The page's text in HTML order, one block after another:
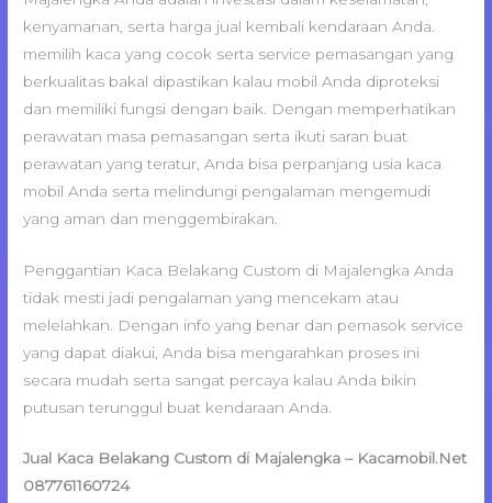
kenyamanan, serta harga jual kembali kendaraan Anda.
memilih kaca yang cocok serta service pemasangan yang
berkualitas bakal dipastikan kalau mobil Anda diproteksi
dan memiliki fungsi dengan baik. Dengan memperhatikan
perawatan masa pemasangan serta ikuti saran buat
perawatan yang teratur, Anda bisa perpanjang usia kaca
mobil Anda serta melindungi pengalaman mengemudi
yang aman dan menggembirakan.
Penggantian Kaca Belakang Custom di Majalengka Anda
tidak mesti jadi pengalaman yang mencekam atau
melelahkan. Dengan info yang benar dan pemasok service
yang dapat diakui, Anda bisa mengarahkan proses ini
secara mudah serta sangat percaya kalau Anda bikin
putusan terunggul buat kendaraan Anda.
Jual Kaca Belakang Custom di Majalengka – Kacamobil.Net
087761160724